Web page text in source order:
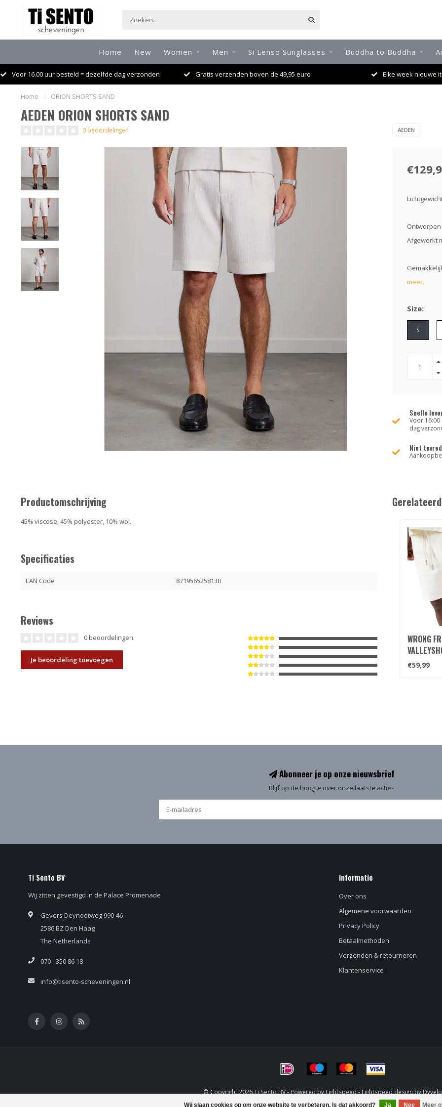
Home New Women Men Si Lenso Sunglasses Buddha to Buddha
Voor 16.00 uur besteld = dezelfde dag verzonden Gratis verzenden boven de 49,95 euro Elke week nieuwe
Home / ORION SHORTS SAND
AEDEN ORION SHORTS SAND
0 beoordelingen AEDEN
Afgewerkt
meer..
Size:
S
Snelle
Voor
dag
Niet
Productomschrijving
45% viscose, 45% polyester, 10% wol.
Specificaties
EAN Code 8719565258130
Reviews
0 beoordelingen
Je beoordeling toevoegen
WRONG
BEIGE/
€59,99
Wij slaan cookies op om onze website te verbeteren. Is dat akkoord? Ja Nee Meer
Abonneer je op onze nieuwsbrief
Blijf op de hoogte over onze laatste acties
Ti Sento BV
Wij zitten gevestigd in de Palace Promenade
Gevers Deynootweg 990-46
2586 BZ Den Haag
The Netherlands
070 - 350 86 18
info@tisento-scheveningen.nl
Informatie
Over ons
Algemene voorwaarden
Privacy Policy
Betaalmethoden
Verzenden & retourneren
Klantenservice
© Copyright 2026 Ti Sento BV - Powered by Lightspeed - Lightspeed design by